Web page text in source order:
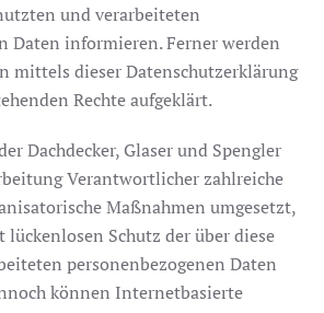
und verarbeiteten
Daten informieren. Ferner werden
mittels dieser Datenschutzerklärung
Rechte aufgeklärt.
Dachdecker, Glaser und Spengler
Verantwortlicher zahlreiche
Maßnahmen umgesetzt,
Schutz der über diese
personenbezogenen Daten
können Internetbasierte